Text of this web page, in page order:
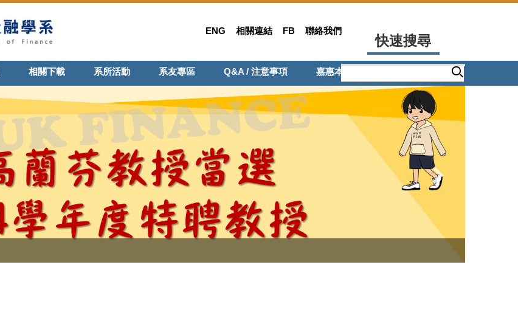
ENG 相關連結 FB 聯絡我們
相關下載 系所活動 系友專區 Q&A / 注意事項 嘉惠本系
快速搜尋